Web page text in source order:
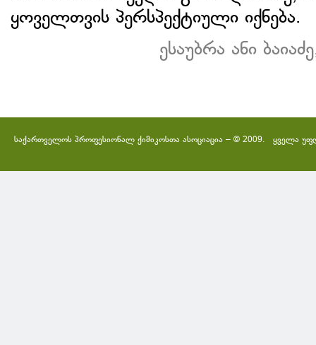
ყოველთვის პერსპექტიული იქნება.
ესაუბრა ანი
საქართველოს პროფესიონალ ქიმიკოსთა ასოციაცია – © 2009. ყველა